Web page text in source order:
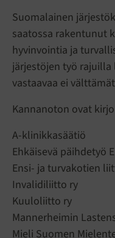
Suomalainen
saatossa rakentunut
hyvinvointia ja
järjestöjen työ
vastaavaa ei
Kannanoton ovat
A-klinikkasäätiö
Ehkäisevä päihdetyö
Ensi- ja turvakotien
Invalidiliitto ry
Kuuloliitto ry
Mannerheimin
Mieli Suomen